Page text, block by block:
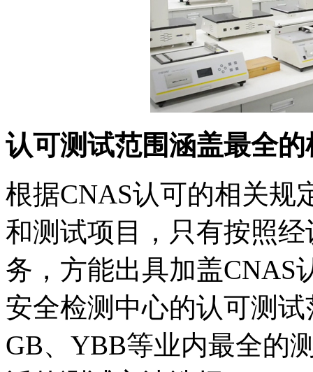
认可测试范围涵盖最全
根据CNAS认可的相关规
和测试项目，只有按照
务，方能出具加盖CNAS
安全检测中心的认可测
GB、YBB等业内最全的